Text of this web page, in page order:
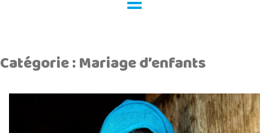
Catégorie :Mariage d’enfants